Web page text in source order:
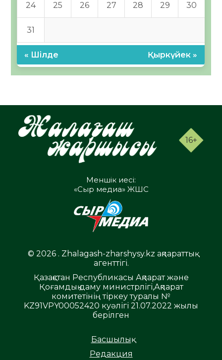
24 25 26 27 28 29 30
31
« Шілде Қыркүйек »
16+
Меншік иесі:
«Сыр медиа» ЖШС
© 2026 . Zhalagash-zharshysy.kz ақпараттық
агенттігі.
Қазақстан Республикасы Ақпарат және
Қоғамдық даму министрлігі,Ақпарат
комитетінің тіркеу туралы №
KZ91VPY00052420 куәлігі 21.07.2022 жылы
берілген
Басшылық
Редакция